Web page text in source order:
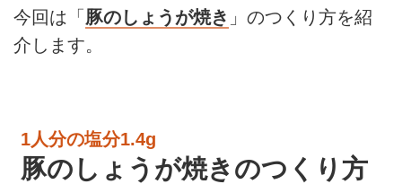
今回は「 豚のしょうが焼き 」のつくり方を紹
介します。
1人分の塩分1.4g
豚のしょうが焼きのつくり方